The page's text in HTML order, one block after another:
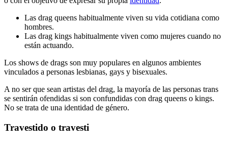
Las drag queens habitualmente viven su vida cotidiana como
hombres.
Las drag kings habitualmente viven como mujeres cuando no
están actuando.
Los shows de drags son muy populares en algunos ambientes
vinculados a personas lesbianas, gays y bisexuales.
A no ser que sean artistas del drag, la mayoría de las personas trans
se sentirán ofendidas si son confundidas con drag queens o kings.
No se trata de una identidad de género.
Travestido o travesti